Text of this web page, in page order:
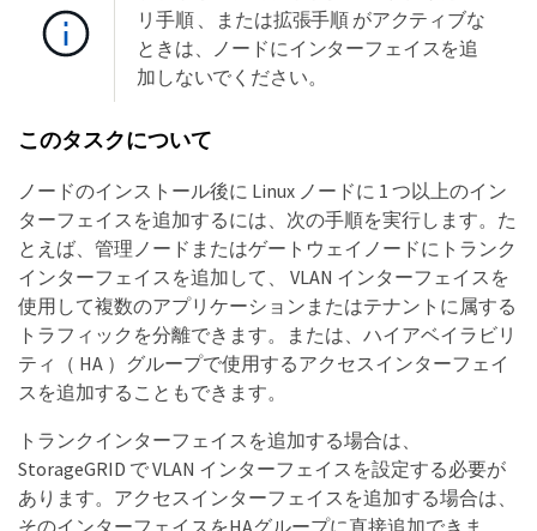
リ手順 、または拡張手順 がアクティブな
ときは、ノードにインターフェイスを追
加しないでください。
このタスクについて
ノードのインストール後に Linux ノードに 1 つ以上のイン
ターフェイスを追加するには、次の手順を実行します。た
とえば、管理ノードまたはゲートウェイノードにトランク
インターフェイスを追加して、 VLAN インターフェイスを
使用して複数のアプリケーションまたはテナントに属する
トラフィックを分離できます。または、ハイアベイラビリ
ティ（ HA ）グループで使用するアクセスインターフェイ
スを追加することもできます。
トランクインターフェイスを追加する場合は、
StorageGRID で VLAN インターフェイスを設定する必要が
あります。アクセスインターフェイスを追加する場合は、